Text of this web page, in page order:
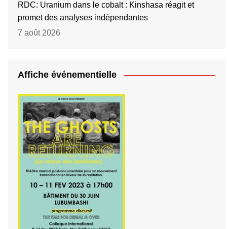
RDC: Uranium dans le cobalt : Kinshasa réagit et
promet des analyses indépendantes
7 août 2026
Affiche événementielle